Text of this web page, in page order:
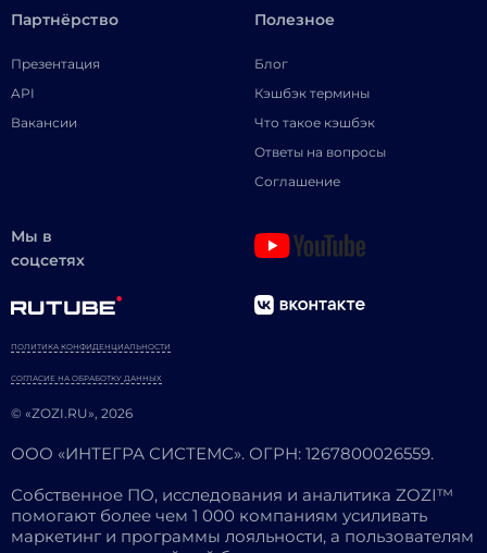
Партнёрство
Презентация
API
Вакансии
Полезное
Блог
Кэшбэк термины
Что такое кэшбэк
Ответы на вопросы
Соглашение
Мы в
соцсетях
© «ZOZI.RU», 2026
ПОЛИТИКА КОНФИДЕНЦИАЛЬНОСТИ
СОГЛАСИЕ НА ОБРАБОТКУ ДАННЫХ
ООО «ИНТЕГРА СИСТЕМС». ОГРН: 1267800026559.
Собственное ПО, исследования и аналитика ZOZI™
помогают более чем 1 000 компаниям усиливать
маркетинг и программы лояльности, а пользователям